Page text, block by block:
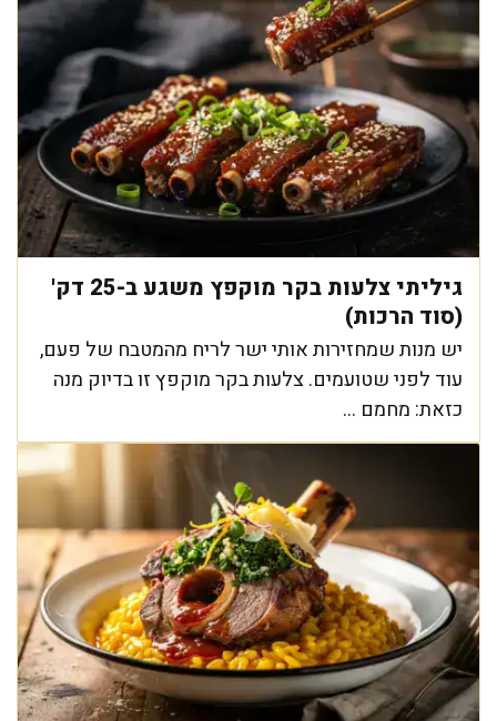
גיליתי צלעות בקר מוקפץ משגע ב-25 דק'
(סוד הרכות)
יש מנות שמחזירות אותי ישר לריח מהמטבח של פעם,
עוד לפני שטועמים. צלעות בקר מוקפץ זו בדיוק מנה
כזאת: מחמם ...